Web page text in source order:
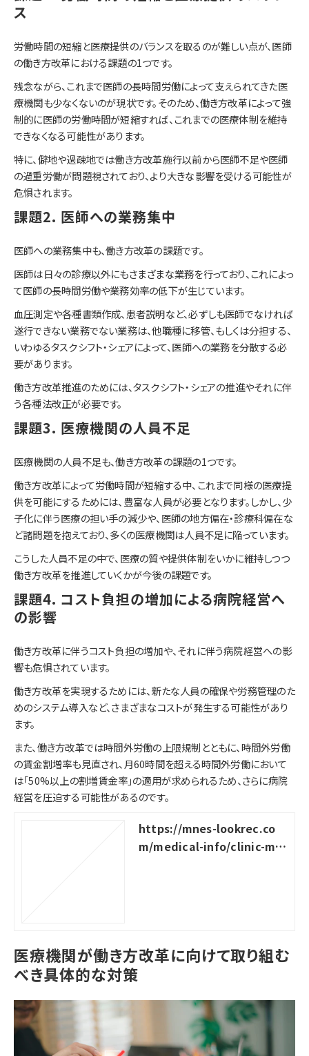
ス
労働時間の短縮と医療提供のバランスを取るのが難しい点が、医師
の働き方改革における課題の1つです。
残念ながら、これまで医師の長時間労働によって支えられてきた医
療機関も少なくないのが現状です。そのため、働き方改革によって強
制的に医師の労働時間が短縮すれば、これまでの医療体制を維持
できなくなる可能性があります。
特に、僻地や過疎地では働き方改革施行以前から医師不足や医師
の過重労働が問題視されており、より大きな影響を受ける可能性が
危惧されます。
課題2. 医師への業務集中
医師への業務集中も、働き方改革の課題です。
医師は日々の診療以外にもさまざまな業務を行っており、これによっ
て医師の長時間労働や業務効率の低下が生じています。
血圧測定や各種書類作成、患者説明など、必ずしも医師でなければ
遂行できない業務でない業務は、他職種に移管、もしくは分担する、
いわゆるタスクシフト・シェアによって、医師への業務を分散する必
要があります。
働き方改革推進のためには、タスクシフト・シェアの推進やそれに伴
う各種法改正が必要です。
課題3. 医療機関の人員不足
医療機関の人員不足も、働き方改革の課題の1つです。
働き方改革によって労働時間が短縮する中、これまで同様の医療提
供を可能にするためには、豊富な人員が必要となります。しかし、少
子化に伴う医療の担い手の減少や、医師の地方偏在・診療科偏在な
ど諸問題を抱えており、多くの医療機関は人員不足に陥っています。
こうした人員不足の中で、医療の質や提供体制をいかに維持しつつ
働き方改革を推進していくかが今後の課題です。
課題4. コスト負担の増加による病院経営へ
の影響
働き方改革に伴うコスト負担の増加や、それに伴う病院経営への影
響も危惧されています。
働き方改革を実現するためには、新たな人員の確保や労務管理のた
めのシステム導入など、さまざまなコストが発生する可能性があり
ます。
また、働き方改革では時間外労働の上限規制とともに、時間外労働
の賃金割増率も見直され、月60時間を超える時間外労働において
は「50%以上の割増賃金率」の適用が求められるため、さらに病院
経営を圧迫する可能性があるのです。
https://mnes-lookrec.co
m/medical-info/clinic-ma
医療機関が働き方改革に向けて取り組む
べき具体的な対策